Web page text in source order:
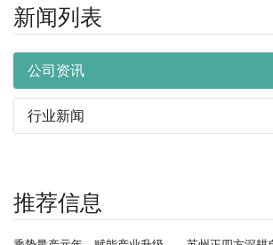
新闻列表
公司资讯
行业新闻
推荐信息